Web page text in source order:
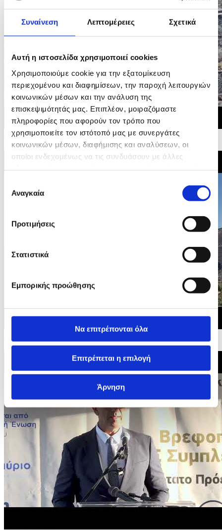
Συναίνεση Λεπτομέρειες Σχετικά
Αυτή η ιστοσελίδα χρησιμοποιεί cookies
Χρησιμοποιούμε cookie για την εξατομίκευση
περιεχομένου και διαφημίσεων, την παροχή λειτουργιών
κοινωνικών μέσων και την ανάλυση της
επισκεψιμότητάς μας. Επιπλέον, μοιραζόμαστε
πληροφορίες που αφορούν τον τρόπο που
χρησιμοποιείτε τον ιστότοπό μας με συνεργάτες
κοινωνικών μέσων, διαφήμισης και αναλύσεων, οι
οποίοι ενδεχομένως να τις συνδυάσουν με άλλες
των υπηρεσιών τους.
συγκατάθεσης
Αναγκαία
Προτιμήσεις
Στατιστικά
Εμπορικής προώθησης
Να επιτρέπονται όλα
Επιτρέπεται η επιλογή
Άρνηση
28/07/2026 10:47
Η επόμενη μέρα στην Αγία Άννα μετά την πυρκαγία
Σε επιφυλακή οι δυνάμεις πυρόσβεσης στην Αγία Άννα